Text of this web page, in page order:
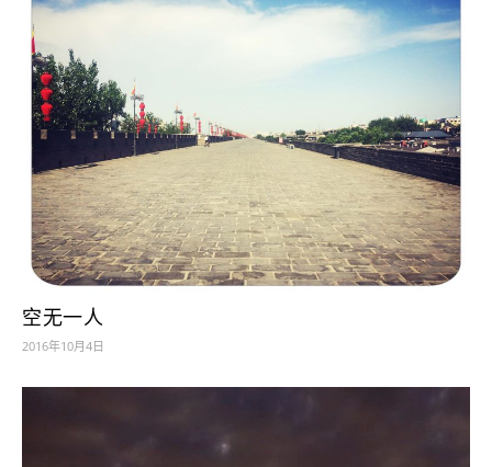
空无一人
2016年10月4日